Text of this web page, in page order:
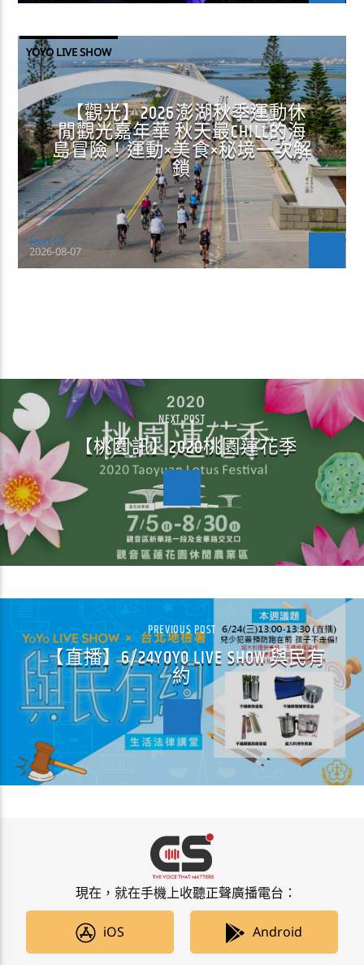
YOYO LIVE SHOW
【觀光】2026澎湖秋季運動休
閒觀光嘉年華 秋天最CHILL的海
島冒險！運動×美食×秘境一次解
鎖
Jean-CS
2026-08-07
NEXT POST
【桃園訊】2020桃園蓮花季
PREVIOUS POST
【直播】6/24YOYO LIVE SHOW 與民有
約
現在，就在手機上收聽正聲廣播電台：
iOS Android